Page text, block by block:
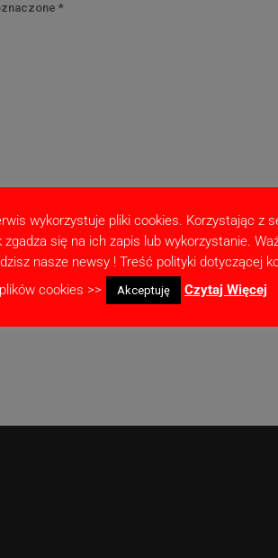
*
komentarzy.
wykorzystuje pliki cookies. Korzystając z
zgadza się na ich zapis lub wykorzystanie.
nasze newsy ! Treść polityki dotyczącej
plików cookies >>
Akceptuję Czytaj Więcej